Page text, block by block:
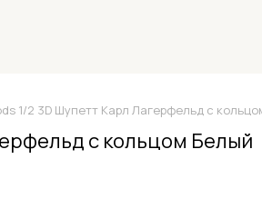
1/2 3D Шупетт Карл Лагерфельд с
с кольцом Белый